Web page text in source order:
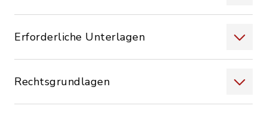
Erforderliche Unterlagen
Rechtsgrundlagen